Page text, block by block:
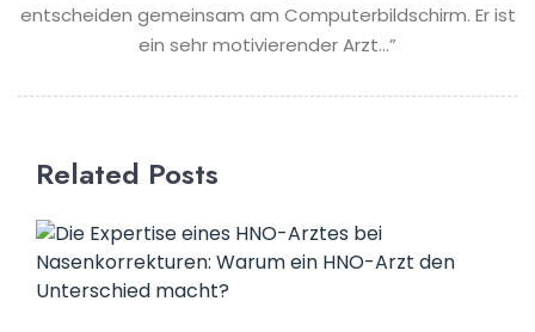
entscheiden gemeinsam am Computerbildschirm. Er ist
ein sehr motivierender Arzt…”
Related Posts